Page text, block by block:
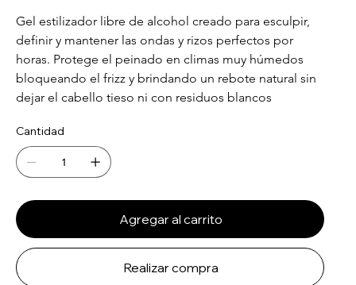
Gel estilizador libre de alcohol creado para esculpir,
definir y mantener las ondas y rizos perfectos por
horas. Protege el peinado en climas muy húmedos
bloqueando el frizz y brindando un rebote natural sin
dejar el cabello tieso ni con residuos blancos
Cantidad
Agregar al carrito
Realizar compra